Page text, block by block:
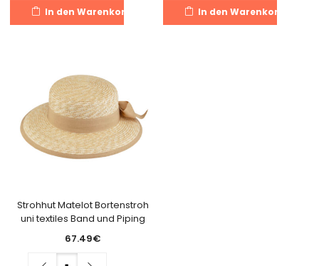
In den Warenkorb In den Warenkorb
Strohhut Matelot Bortenstroh
uni textiles Band und Piping
67.49€
Menge